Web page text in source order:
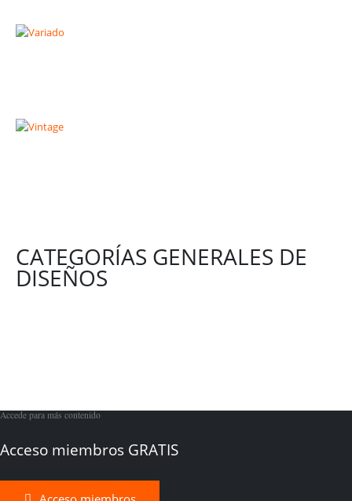
CATEGORÍAS GENERALES DE
DISEÑOS
Accede para más contenido
Acceso miembros GRATIS